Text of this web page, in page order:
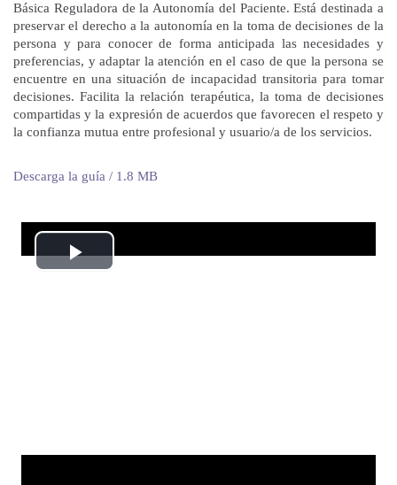
Básica Reguladora de la Autonomía del Paciente. Está destinada a
preservar el derecho a la autonomía en la toma de decisiones de la
persona y para conocer de forma anticipada las necesidades y
preferencias, y adaptar la atención en el caso de que la persona se
encuentre en una situación de incapacidad transitoria para tomar
decisiones. Facilita la relación terapéutica, la toma de decisiones
compartidas y la expresión de acuerdos que favorecen el respeto y
la confianza mutua entre profesional y usuario/a de los servicios.
Descarga la guía / 1.8 MB
Reproducción